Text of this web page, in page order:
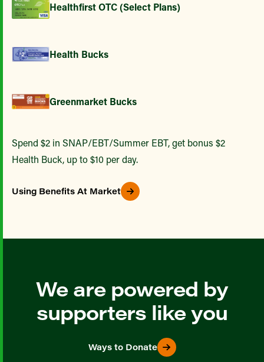
Healthfirst OTC (Select Plans)
Health Bucks
Greenmarket Bucks
Spend $2 in SNAP/EBT/Summer EBT, get bonus $2
Health Buck, up to $10 per day.
Using Benefits At Market
We are powered by
supporters like you
Ways to Donate